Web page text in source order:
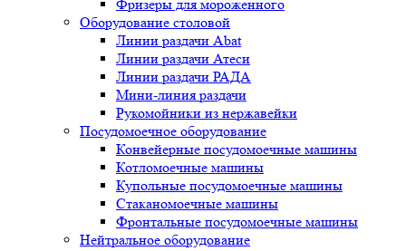
Фризеры для мороженного
Оборудование столовой
Линии раздачи Abat
Линии раздачи Атеси
Линии раздачи РАДА
Мини-линия раздачи
Рукомойники из нержавейки
Посудомоечное оборудование
Конвейерные посудомоечные машины
Котломоечные машины
Купольные посудомоечные машины
Стаканомоечные машины
Фронтальные посудомоечные машины
Нейтральное оборудование